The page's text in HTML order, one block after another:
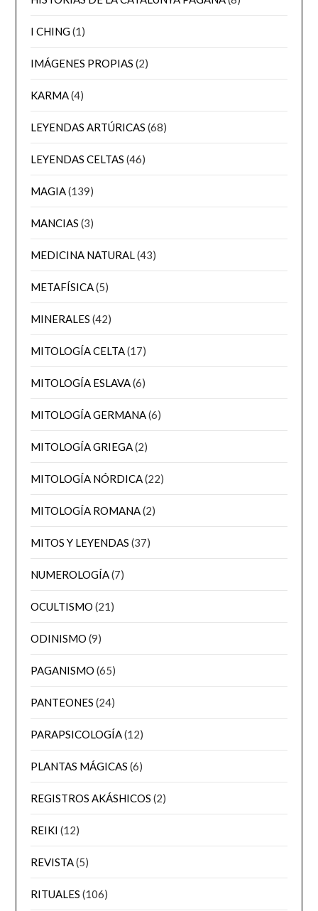
I CHING(1)
IMÁGENES PROPIAS (2)
KARMA(4)
LEYENDAS ARTÚRICAS (68)
LEYENDAS CELTAS (46)
MAGIA(139)
MANCIAS (3)
MEDICINA NATURAL(43)
METAFÍSICA(5)
MINERALES (42)
MITOLOGÍA CELTA(17)
MITOLOGÍA ESLAVA(6)
MITOLOGÍA GERMANA(6)
MITOLOGÍA GRIEGA(2)
MITOLOGÍA NÓRDICA(22)
MITOLOGÍA ROMANA(2)
MITOS Y LEYENDAS (37)
NUMEROLOGÍA(7)
OCULTISMO (21)
ODINISMO (9)
PAGANISMO (65)
PANTEONES (24)
PARAPSICOLOGÍA(12)
PLANTAS MÁGICAS (6)
REGISTROS AKÁSHICOS (2)
REIKI (12)
REVISTA(5)
RITUALES (106)